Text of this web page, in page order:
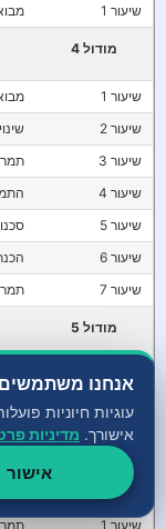
שיעור 1 מבוא
מודול 4
שיעור 1
שיעור 2
שיעור 3
שיעור 4
שיעור 5
שיעור 6
שיעור 7
מודול 5
שיעור 2
שיעור 3
שיעור 1
אנחנו משתמשים
עוגיות חיוניות
אישורך. מדיניות
אישור